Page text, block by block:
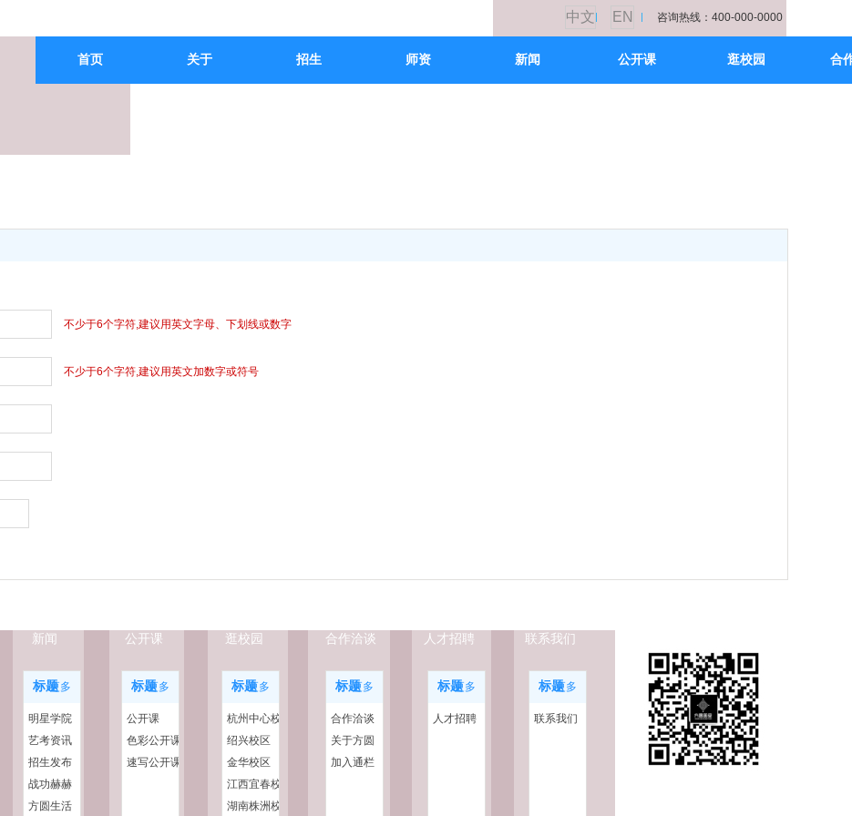
首页 关于 招生 师资 新闻 公开课 逛校园 合
中文 EN 咨询热线：400-000-0000
不少于6个字符,建议用英文字母、下划线或数字
不少于6个字符,建议用英文加数字或符号
标题更多
明星学院
艺考资讯
招生发布
战功赫赫
方圆生活
新闻
标题更多
公开课
色彩公开课
速写公开课
公开课
标题更多
杭州中心校
区
绍兴校区
金华校区
江西宜春校
区
湖南株洲校
逛校园
标题更多
合作洽谈
关于方圆
加入通栏
合作洽谈
标题更多
人才招聘
人才招聘
标题更多
联系我们
联系我们